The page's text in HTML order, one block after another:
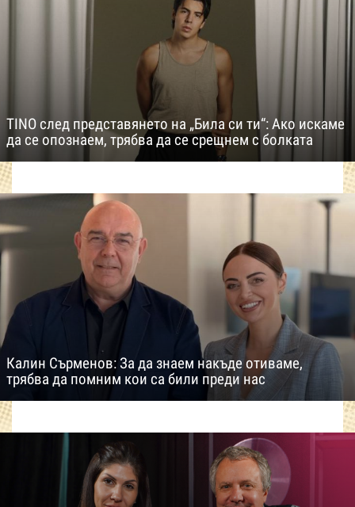
TINO след представянето на „Била си ти“: Ако искаме
да се опознаем, трябва да се срещнем с болката
Калин Сърменов: За да знаем накъде отиваме,
трябва да помним кои са били преди нас